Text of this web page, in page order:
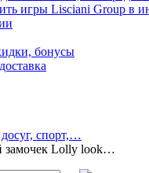
игры Lisciani Group в
бонусы
спорт,…
замочек Lolly look…